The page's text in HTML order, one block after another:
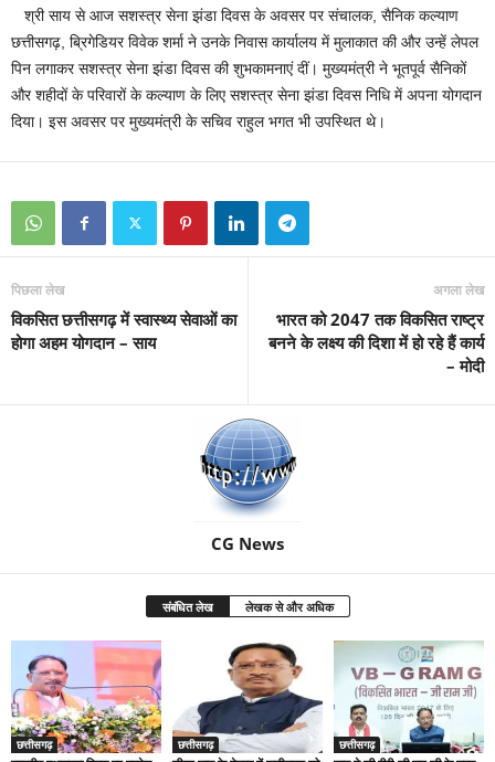
श्री साय से आज सशस्त्र सेना झंडा दिवस के अवसर पर संचालक, सैनिक कल्याण
छत्तीसगढ़, ब्रिगेडियर विवेक शर्मा ने उनके निवास कार्यालय में मुलाकात की और उन्हें लेपल
पिन लगाकर सशस्त्र सेना झंडा दिवस की शुभकामनाएं दीं। मुख्यमंत्री ने भूतपूर्व सैनिकों
और शहीदों के परिवारों के कल्याण के लिए सशस्त्र सेना झंडा दिवस निधि में अपना योगदान
दिया। इस अवसर पर मुख्यमंत्री के सचिव राहुल भगत भी उपस्थित थे।
पिछला लेख
विकसित छत्तीसगढ़ में स्वास्थ्य सेवाओं का
होगा अहम योगदान – साय
अगला लेख
भारत को 2047 तक विकसित राष्‍ट्र
बनने के लक्ष्‍य की दिशा में हो रहे हैं कार्य
– मोदी
CG News
संबंधित लेख लेखक से और अधिक
छत्तीसगढ़ छत्तीसगढ़ छत्तीसगढ़